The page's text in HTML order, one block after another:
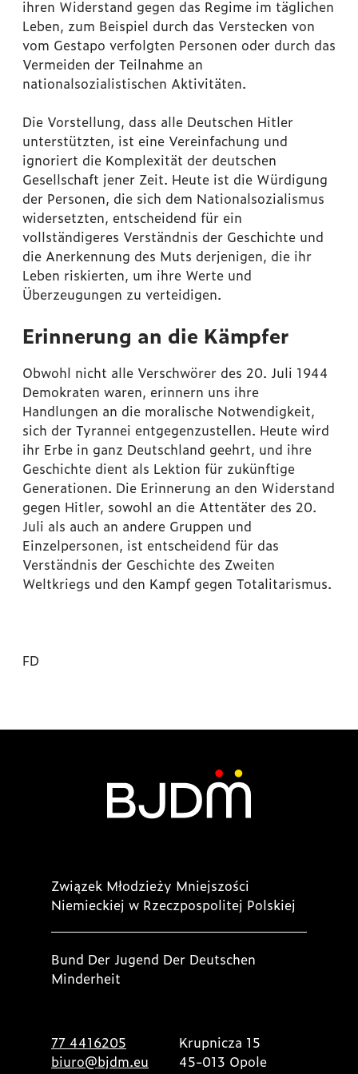
ihren Widerstand gegen das Regime im täglichen
Leben, zum Beispiel durch das Verstecken von
vom Gestapo verfolgten Personen oder durch das
Vermeiden der Teilnahme an
nationalsozialistischen Aktivitäten.
Die Vorstellung, dass alle Deutschen Hitler
unterstützten, ist eine Vereinfachung und
ignoriert die Komplexität der deutschen
Gesellschaft jener Zeit. Heute ist die Würdigung
der Personen, die sich dem Nationalsozialismus
widersetzten, entscheidend für ein
vollständigeres Verständnis der Geschichte und
die Anerkennung des Muts derjenigen, die ihr
Leben riskierten, um ihre Werte und
Überzeugungen zu verteidigen.
Erinnerung an die Kämpfer
Obwohl nicht alle Verschwörer des 20. Juli 1944
Demokraten waren, erinnern uns ihre
Handlungen an die moralische Notwendigkeit,
sich der Tyrannei entgegenzustellen. Heute wird
ihr Erbe in ganz Deutschland geehrt, und ihre
Geschichte dient als Lektion für zukünftige
Generationen. Die Erinnerung an den Widerstand
gegen Hitler, sowohl an die Attentäter des 20.
Juli als auch an andere Gruppen und
Einzelpersonen, ist entscheidend für das
Verständnis der Geschichte des Zweiten
Weltkriegs und den Kampf gegen Totalitarismus.
FD
Związek Młodzieży Mniejszości
Niemieckiej w Rzeczpospolitej Polskiej
Bund Der Jugend Der Deutschen
Minderheit
77 4416205
biuro@bjdm.eu
Krupnicza 15
45-013 Opole